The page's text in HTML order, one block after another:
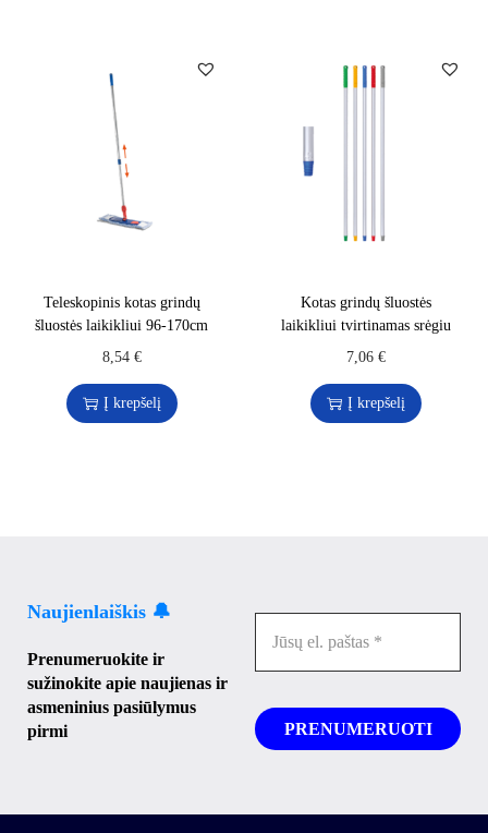
Teleskopinis kotas grindų
šluostės laikikliui 96-170cm
8,54 €
Į krepšelį
Kotas grindų šluostės
laikikliui tvirtinamas srėgiu
7,06 €
Į krepšelį
Naujienlaiškis 🔔
Prenumeruokite ir
sužinokite apie naujienas ir
asmeninius pasiūlymus
pirmi